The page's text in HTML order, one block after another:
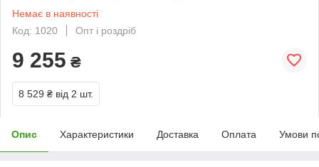
Немає в наявності
Код: 1020
Опт і роздріб
9 255 ₴
8 529 ₴ від 2 шт.
Опис Характеристики Доставка Оплата Умови